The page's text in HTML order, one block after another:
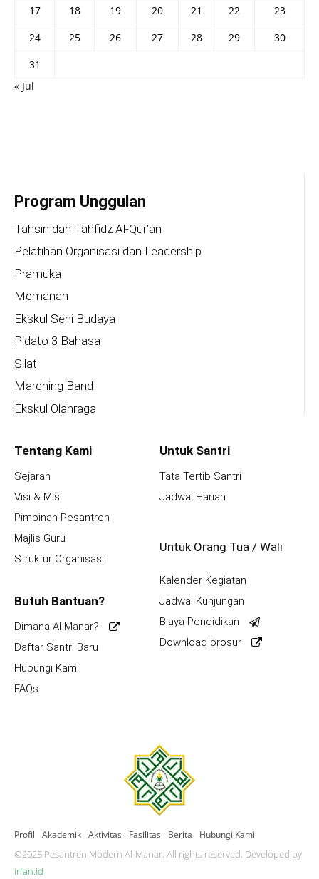
17
18 19 20 21 22
23
24
25 26 27 28 29
30
31
« Jul
Program Unggulan
Tahsin dan Tahfidz Al-Qur’an
Pelatihan Organisasi dan Leadership
Pramuka
Memanah
Ekskul Seni Budaya
Pidato 3 Bahasa
Silat
Marching Band
Ekskul Olahraga
Tentang Kami
Sejarah
Visi & Misi
Pimpinan Pesantren
Majlis Guru
Struktur Organisasi
Butuh Bantuan?
Dimana Al-Manar?
Daftar Santri Baru
Hubungi Kami
FAQs
Untuk Santri
Tata Tertib Santri
Jadwal Harian
Untuk Orang Tua / Wali
Kalender Kegiatan
Jadwal Kunjungan
Biaya Pendidikan
Download brosur
Profil Akademik Aktivitas Fasilitas Berita Hubungi Kami
©2025 Pesantren Modern Al-Manar. All rights reserved. Developed by
irfan.id